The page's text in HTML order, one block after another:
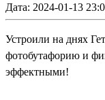
Дата: 2024-01-13
Устроили на днях
фотобутафорию и
эффектными!